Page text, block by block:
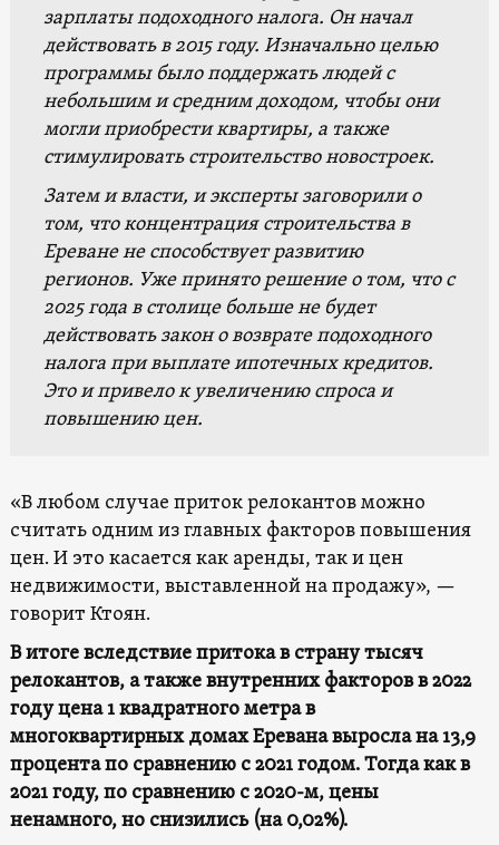
зарплаты подоходного налога. Он начал
действовать в 2015 году. Изначально целью
программы было поддержать людей с
небольшим и средним доходом, чтобы они
могли приобрести квартиры, а также
стимулировать строительство новостроек.
Затем и власти, и эксперты заговорили о
том, что концентрация строительства в
Ереване не способствует развитию
регионов. Уже принято решение о том, что с
2025 года в столице больше не будет
действовать закон о возврате подоходного
налога при выплате ипотечных кредитов.
Это и привело к увеличению спроса и
повышению цен.
«В любом случае приток релокантов можно
считать одним из главных факторов повышения
цен. И это касается как аренды, так и цен
недвижимости, выставленной на продажу», —
говорит Ктоян.
В итоге вследствие притока в страну тысяч
релокантов, а также внутренних факторов в 2022
году цена 1 квадратного метра в
многоквартирных домах Еревана выросла на 13,9
процента по сравнению с 2021 годом. Тогда как в
2021 году, по сравнению с 2020-м, цены
ненамного, но снизились (на 0,02%).